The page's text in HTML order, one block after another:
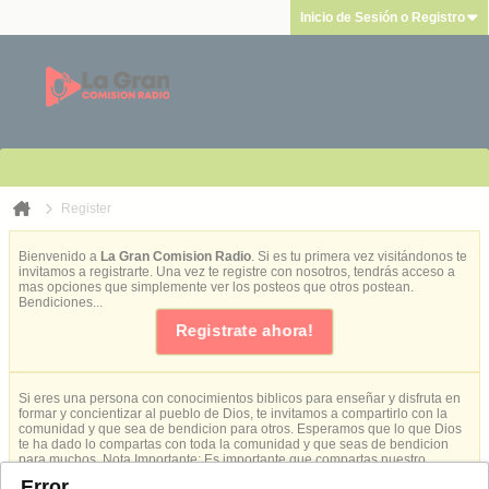
Inicio de Sesión o Registro
Register
Bienvenido a La Gran Comision Radio. Si es tu primera vez visitándonos te
invitamos a registrarte. Una vez te registre con nosotros, tendrás acceso a
mas opciones que simplemente ver los posteos que otros postean.
Bendiciones...
Registrate ahora!
Si eres una persona con conocimientos biblicos para enseñar y disfruta en
formar y concientizar al pueblo de Dios, te invitamos a compartirlo con la
comunidad y que sea de bendicion para otros. Esperamos que lo que Dios
te ha dado lo compartas con toda la comunidad y que seas de bendicion
para muchos. Nota Importante: Es importante que compartas nuestro